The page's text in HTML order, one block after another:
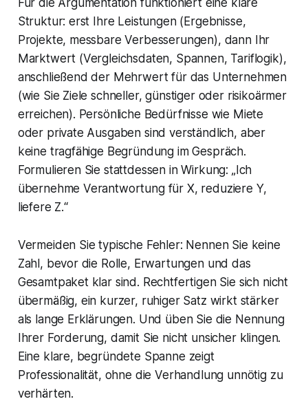
Für die Argumentation funktioniert eine klare
Struktur: erst Ihre Leistungen (Ergebnisse,
Projekte, messbare Verbesserungen), dann Ihr
Marktwert (Vergleichsdaten, Spannen, Tariflogik),
anschließend der Mehrwert für das Unternehmen
(wie Sie Ziele schneller, günstiger oder risikoärmer
erreichen). Persönliche Bedürfnisse wie Miete
oder private Ausgaben sind verständlich, aber
keine tragfähige Begründung im Gespräch.
Formulieren Sie stattdessen in Wirkung: „Ich
übernehme Verantwortung für X, reduziere Y,
liefere Z.“
Vermeiden Sie typische Fehler: Nennen Sie keine
Zahl, bevor die Rolle, Erwartungen und das
Gesamtpaket klar sind. Rechtfertigen Sie sich nicht
übermäßig, ein kurzer, ruhiger Satz wirkt stärker
als lange Erklärungen. Und üben Sie die Nennung
Ihrer Forderung, damit Sie nicht unsicher klingen.
Eine klare, begründete Spanne zeigt
Professionalität, ohne die Verhandlung unnötig zu
verhärten.